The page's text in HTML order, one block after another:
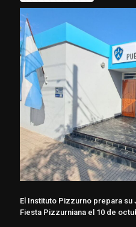
El Instituto Pizzurno prepara
Fiesta Pizzurniana el 10 de